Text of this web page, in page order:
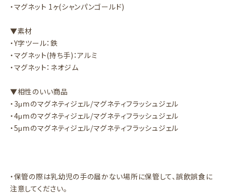
・マグネット 1ヶ(シャンパンゴールド)
▼素材
・Y字ツール：鉄
・マグネット(持ち手)：アルミ
・マグネット：ネオジム
▼相性のいい商品
・3μⅿのマグネティジェル/マグネティフラッシュジェル
・4μⅿのマグネティジェル/マグネティフラッシュジェル
・5μⅿのマグネティジェル/マグネティフラッシュジェル
・保管の際は乳幼児の手の届かない場所に保管して、誤飲誤食に
注意してください。